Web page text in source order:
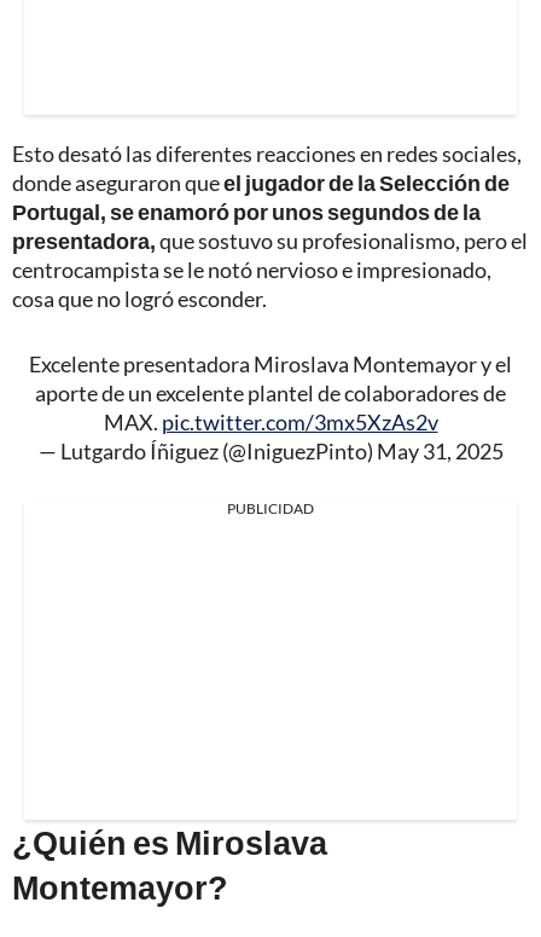
Esto desató las diferentes reacciones en redes sociales,
donde aseguraron queel jugador de la Selección de
Portugal, se enamoró por unos segundos de la
presentadora,que sostuvo su profesionalismo, pero el
centrocampista se le notó nervioso e impresionado,
cosa que no logró esconder.
Excelente presentadora Miroslava Montemayor y el
aporte de un excelente plantel de colaboradores de
MAX. pic.twitter.com/3mx5XzAs2v
— Lutgardo Íñiguez (@IniguezPinto) May 31, 2025
PUBLICIDAD
¿Quién es Miroslava
Montemayor?